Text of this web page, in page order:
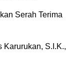
Serah Terima
Karurukan, S.I.K.,